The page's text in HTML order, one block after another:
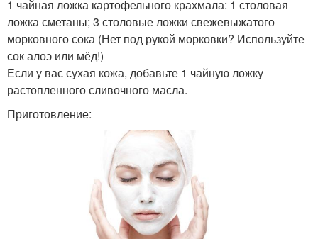
1 чайная ложка картофельного крахмала: 1 столовая
ложка сметаны; 3 столовые ложки свежевыжатого
морковного сока (Нет под рукой морковки? Используйте
сок алоэ или мёд!)
Если у вас сухая кожа, добавьте 1 чайную ложку
растопленного сливочного масла.
Приготовление: